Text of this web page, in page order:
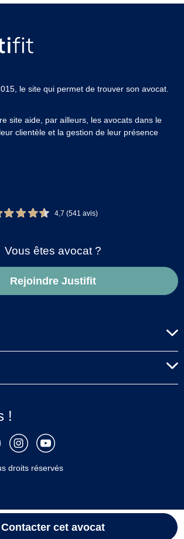
Contacter cet avocat
le site qui permet de trouver son avocat.
site aide, par ailleurs, les avocats dans le
clientèle et la gestion de leur présence
4,7 (541 avis)
Vous êtes avocat ?
Rejoindre Justifit
!
droits réservés